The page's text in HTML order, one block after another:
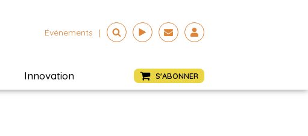
Événements |
Innovation S'ABONNER